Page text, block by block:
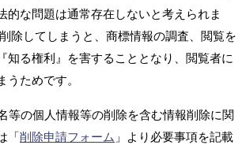
的な問題は通常存在しないと考えられま
除してしまうと、商標情報の調査、閲覧を
知る権利』を害することとなり、閲覧者に
ためです。
等の個人情報等の削除を含む情報削除に関
「削除申請フォーム 」より必要事項を記載